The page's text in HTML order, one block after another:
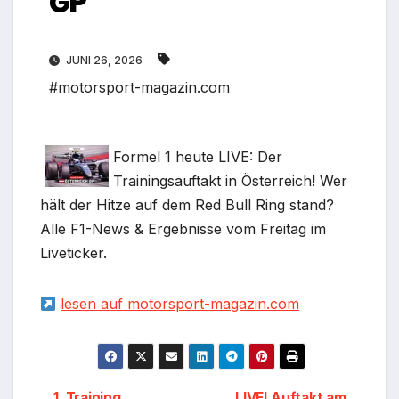
JUNI 26, 2026
#motorsport-magazin.com
Formel 1 heute LIVE: Der
Trainingsauftakt in Österreich! Wer
hält der Hitze auf dem Red Bull Ring stand?
Alle F1-News & Ergebnisse vom Freitag im
Liveticker.
lesen auf motorsport-magazin.com